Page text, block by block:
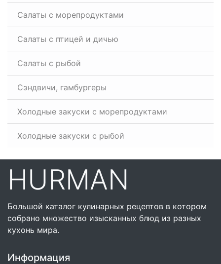
Салаты с морепродуктами
Салаты с птицей и дичью
Салаты с рыбой
Сэндвичи, гамбургеры
Холодные закуски с морепродуктами
Холодные закуски с рыбой
HURMAN
Большой каталог кулинарных рецептов в котором
собрано множество изысканных блюд из разных
кухонь мира.
Информация